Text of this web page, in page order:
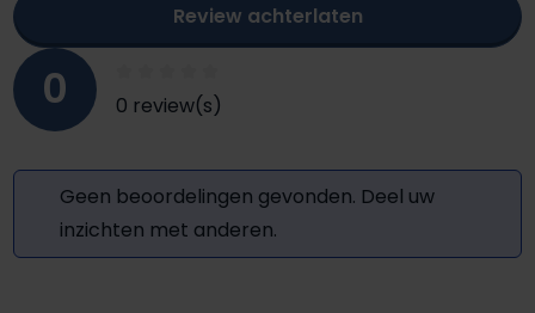
0 0 review(s)
Review achterlaten
Geen beoordelingen gevonden. Deel uw
inzichten met anderen.